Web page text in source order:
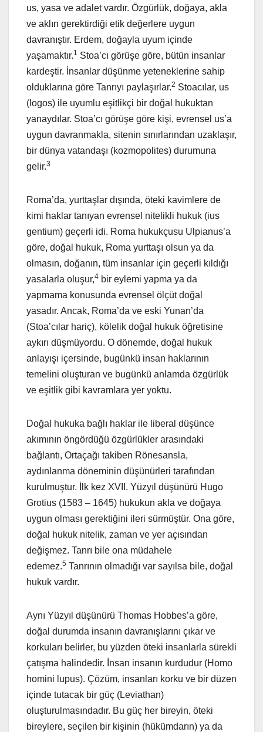
us, yasa ve adalet vardır. Özgürlük, doğaya, akla
ve aklın gerektirdiği etik değerlere uygun
davranıştır. Erdem, doğayla uyum içinde
yaşamaktır.1 Stoa’cı görüşe göre, bütün insanlar
kardeştir. İnsanlar düşünme yeteneklerine sahip
olduklarına göre Tanrıyı paylaşırlar.2 Stoacılar, us
(logos) ile uyumlu eşitlikçi bir doğal hukuktan
yanaydılar. Stoa’cı görüşe göre kişi, evrensel us’a
uygun davranmakla, sitenin sınırlarından uzaklaşır,
bir dünya vatandaşı (kozmopolites) durumuna
gelir.3
Roma’da, yurttaşlar dışında, öteki kavimlere de
kimi haklar tanıyan evrensel nitelikli hukuk (ius
gentium) geçerli idi. Roma hukukçusu Ulpianus’a
göre, doğal hukuk, Roma yurttaşı olsun ya da
olmasın, doğanın, tüm insanlar için geçerli kıldığı
yasalarla oluşur,4 bir eylemi yapma ya da
yapmama konusunda evrensel ölçüt doğal
yasadır. Ancak, Roma’da ve eski Yunan’da
(Stoa’cılar hariç), kölelik doğal hukuk öğretisine
aykırı düşmüyordu. O dönemde, doğal hukuk
anlayışı içersinde, bugünkü insan haklarının
temelini oluşturan ve bugünkü anlamda özgürlük
ve eşitlik gibi kavramlara yer yoktu.
Doğal hukuka bağlı haklar ile liberal düşünce
akımının öngördüğü özgürlükler arasındaki
bağlantı, Ortaçağı takiben Rönesansla,
aydınlanma döneminin düşünürleri tarafından
kurulmuştur. İlk kez XVII. Yüzyıl düşünürü Hugo
Grotius (1583 – 1645) hukukun akla ve doğaya
uygun olması gerektiğini ileri sürmüştür. Ona göre,
doğal hukuk nitelik, zaman ve yer açısından
değişmez. Tanrı bile ona müdahele
edemez.5 Tanrının olmadığı var sayılsa bile, doğal
hukuk vardır.
Aynı Yüzyıl düşünürü Thomas Hobbes’a göre,
doğal durumda insanın davranışlarını çıkar ve
korkuları belirler, bu yüzden öteki insanlarla sürekli
çatışma halindedir. İnsan insanın kurdudur (Homo
homini lupus). Çözüm, insanları korku ve bir düzen
içinde tutacak bir güç (Leviathan)
oluşturulmasındadır. Bu güç her bireyin, öteki
bireylere, seçilen bir kişinin (hükümdarın) ya da